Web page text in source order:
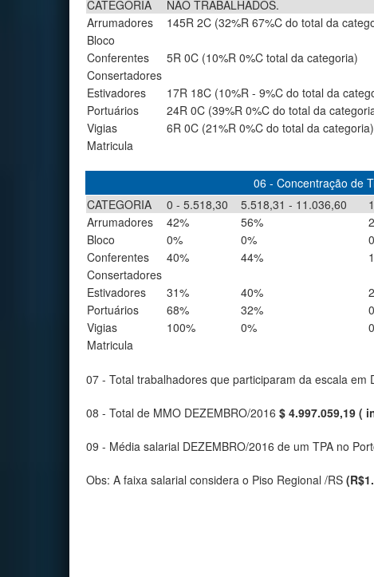
CATEGORIA
NÃO TRABALHADOS.
Arrumadores
145R 2C (32%R 67%C do total da
Bloco
Conferentes
5R 0C (10%R 0%C total da categoria)
Consertadores
Estivadores
17R 18C (10%R - 9%C do total da
Portuários
24R 0C (39%R 0%C do total da
Vigias
6R 0C (21%R 0%C do total da categoria)
Matricula
06 - Concentração de
CATEGORIA
0 - 5.518,30 5.518,31 - 11.036,60
Arrumadores
42% 56%
Bloco
0% 0%
Conferentes
40% 44%
Consertadores
Estivadores
31% 40%
Portuários
68% 32%
Vigias
100% 0%
Matricula
07 - Total trabalhadores que participaram da escala em
08 - Total de MMO DEZEMBRO/2016 $ 4.997.059,19 (
09 - Média salarial DEZEMBRO/2016 de um TPA no
Obs: A faixa salarial considera o Piso Regional /RS